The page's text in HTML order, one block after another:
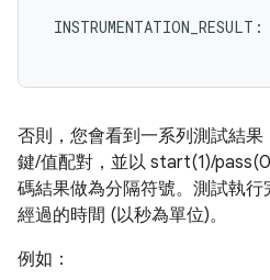
否則，您會看到一系列測試結
鍵/值配對，並以 start(1)/
碼結果做為分隔符號。測試執
經過的時間 (以秒為單位)。
例如：